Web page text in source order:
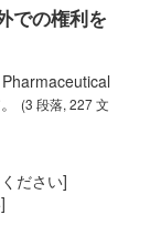
での権利を
(3 段落, 227 文
ださい]